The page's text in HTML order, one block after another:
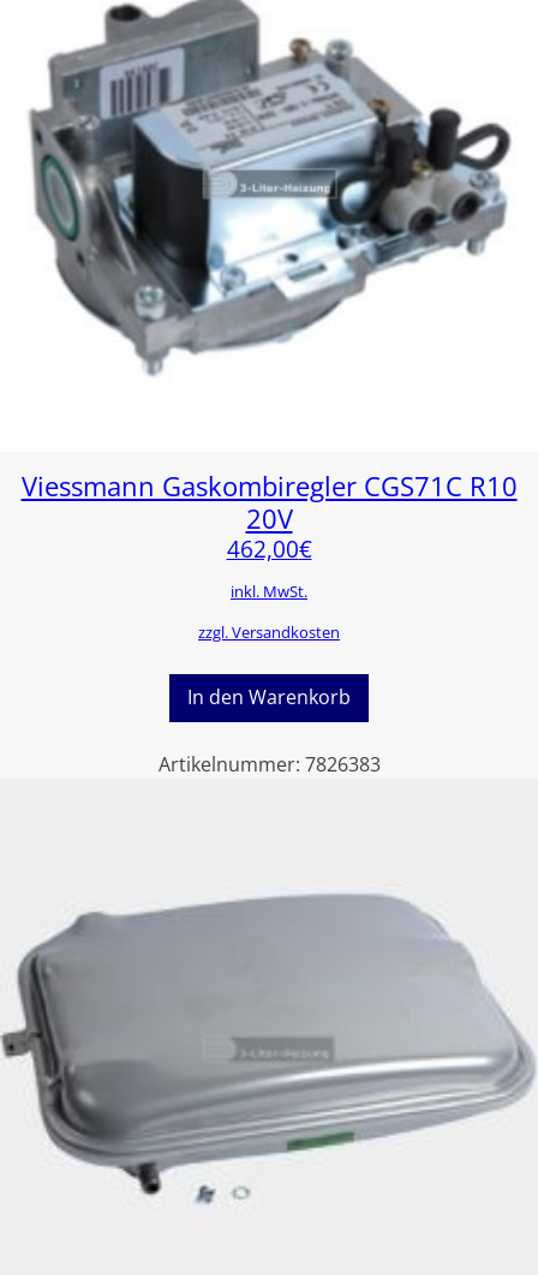
Viessmann Gaskombiregler CGS71C R10
20V
462,00€
inkl. MwSt.
zzgl. Versandkosten
In den Warenkorb
Artikelnummer: 7826383